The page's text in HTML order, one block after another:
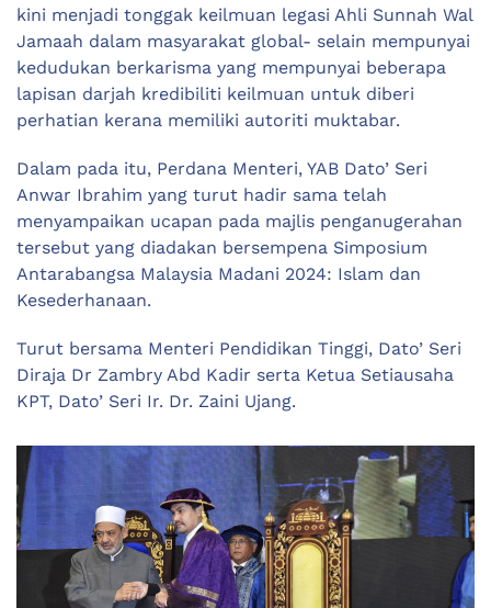
kini menjadi tonggak keilmuan legasi Ahli Sunnah Wal
Jamaah dalam masyarakat global- selain mempunyai
kedudukan berkarisma yang mempunyai beberapa
lapisan darjah kredibiliti keilmuan untuk diberi
perhatian kerana memiliki autoriti muktabar.
Dalam pada itu, Perdana Menteri, YAB Dato’ Seri
Anwar Ibrahim yang turut hadir sama telah
menyampaikan ucapan pada majlis penganugerahan
tersebut yang diadakan bersempena Simposium
Antarabangsa Malaysia Madani 2024: Islam dan
Kesederhanaan.
Turut bersama Menteri Pendidikan Tinggi, Dato’ Seri
Diraja Dr Zambry Abd Kadir serta Ketua Setiausaha
KPT, Dato’ Seri Ir. Dr. Zaini Ujang.